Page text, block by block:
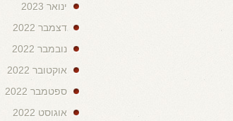
ינואר 2023
דצמבר 2022
נובמבר 2022
אוקטובר 2022
ספטמבר 2022
אוגוסט 2022